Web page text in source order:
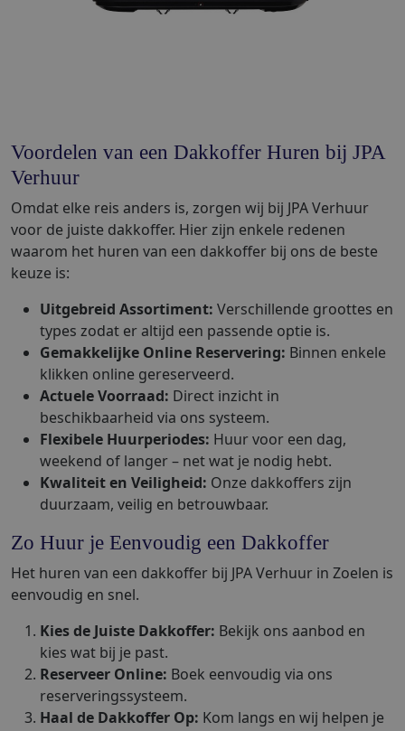
Voordelen van een Dakkoffer Huren bij JPA
Verhuur
Omdat elke reis anders is, zorgen wij bij JPA Verhuur
voor de juiste dakkoffer. Hier zijn enkele redenen
waarom het huren van een dakkoffer bij ons de beste
keuze is:
Uitgebreid Assortiment: Verschillende groottes en
types zodat er altijd een passende optie is.
Gemakkelijke Online Reservering: Binnen enkele
klikken online gereserveerd.
Actuele Voorraad: Direct inzicht in
beschikbaarheid via ons systeem.
Flexibele Huurperiodes: Huur voor een dag,
weekend of langer – net wat je nodig hebt.
Kwaliteit en Veiligheid: Onze dakkoffers zijn
duurzaam, veilig en betrouwbaar.
Zo Huur je Eenvoudig een Dakkoffer
Het huren van een dakkoffer bij JPA Verhuur in Zoelen is
eenvoudig en snel.
Kies de Juiste Dakkoffer: Bekijk ons aanbod en
kies wat bij je past.
Reserveer Online: Boek eenvoudig via ons
reserveringssysteem.
Haal de Dakkoffer Op: Kom langs en wij helpen je